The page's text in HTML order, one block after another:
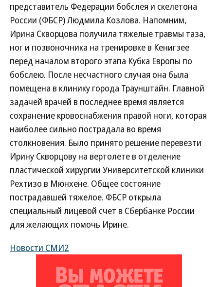
представитель Федерации бобслея и скелетона
России (ФБСР) Людмила Козлова. Напомним,
Ирина Скворцова получила тяжелые травмы таза,
ног и позвоночника на тренировке в Кенигзее
перед началом второго этапа Кубка Европы по
бобслею. После несчастного случая она была
помещена в клинику города Траунштайн. Главной
задачей врачей в последнее время является
сохранение кровоснабжения правой ноги, которая
наиболее сильно пострадала во время
столкновения. Было принято решение перевезти
Ирину Скворцову на вертолете в отделение
пластической хирургии Университетской клиники
Рехтизо в Мюнхене. Общее состояние
пострадавшей тяжелое. ФБСР открыла
специальный лицевой счет в Сбербанке России
для желающих помочь Ирине.
Новости СМИ2